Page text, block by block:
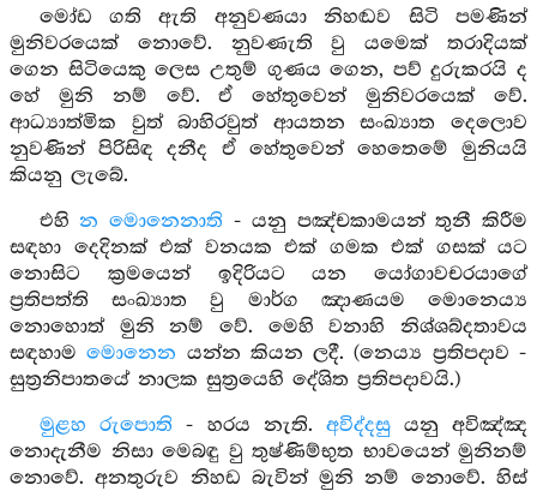
මෝඩ ගති ඇති අනුවණයා නිහඬව සිටි පමණින්
මුනිවරයෙක් නොවේ. නුවණැති වු යමෙක් තරාදියක්
ගෙන සිටියෙකු ලෙස උතුම් ගුණය ගෙන, පව් දුරුකරයි ද
හේ මුනි නම් වේ. ඒ හේතුවෙන් මුනිවරයෙක් වේ.
ආධ්‍යාත්මික වුත් බාහිරවුත් ආයතන සංඛ්‍යාත දෙලොව
නුවණින් පිරිසිඳ දනීද ඒ හේතුවෙන් හෙතෙමේ මුනියයි
කියනු ලැබේ.
එහින මොනෙනාති - යනු පඤ්චකාමයන් තුනී කිරීම
සඳහා දෙදිනක් එක් වනයක එක් ගමක එක් ගසක් යට
නොසිට ක්‍රමයෙන් ඉදිරියට යන යෝගාවචරයාගේ
ප්‍රතිපත්ති සංඛ්‍යාත වු මාර්ග ඤාණයම මොනෙය්‍ය
නොහොත් මුනි නම් වේ. මෙහි වනාහි නිශ්ශබ්දතාවය
සඳහාමමොනෙන යන්න කියන ලදී. (නෙය්‍ය ප්‍රතිපදාව -
සුත්‍රනිපාතයේ නාලක සුත්‍රයෙහි දේශිත ප්‍රතිපදාවයි.)
මුළහ රුපොති - හරය නැති. අවිද්දසුයනු අවිඤ්ඤ
නොදැනීම නිසා මෙබඳු වු තුෂ්ණිම්භුත භාවයෙන් මුනිනම්
නොවේ. අනතුරුව නිහඩ බැවින් මුනි නම් නොවේ. හිස්